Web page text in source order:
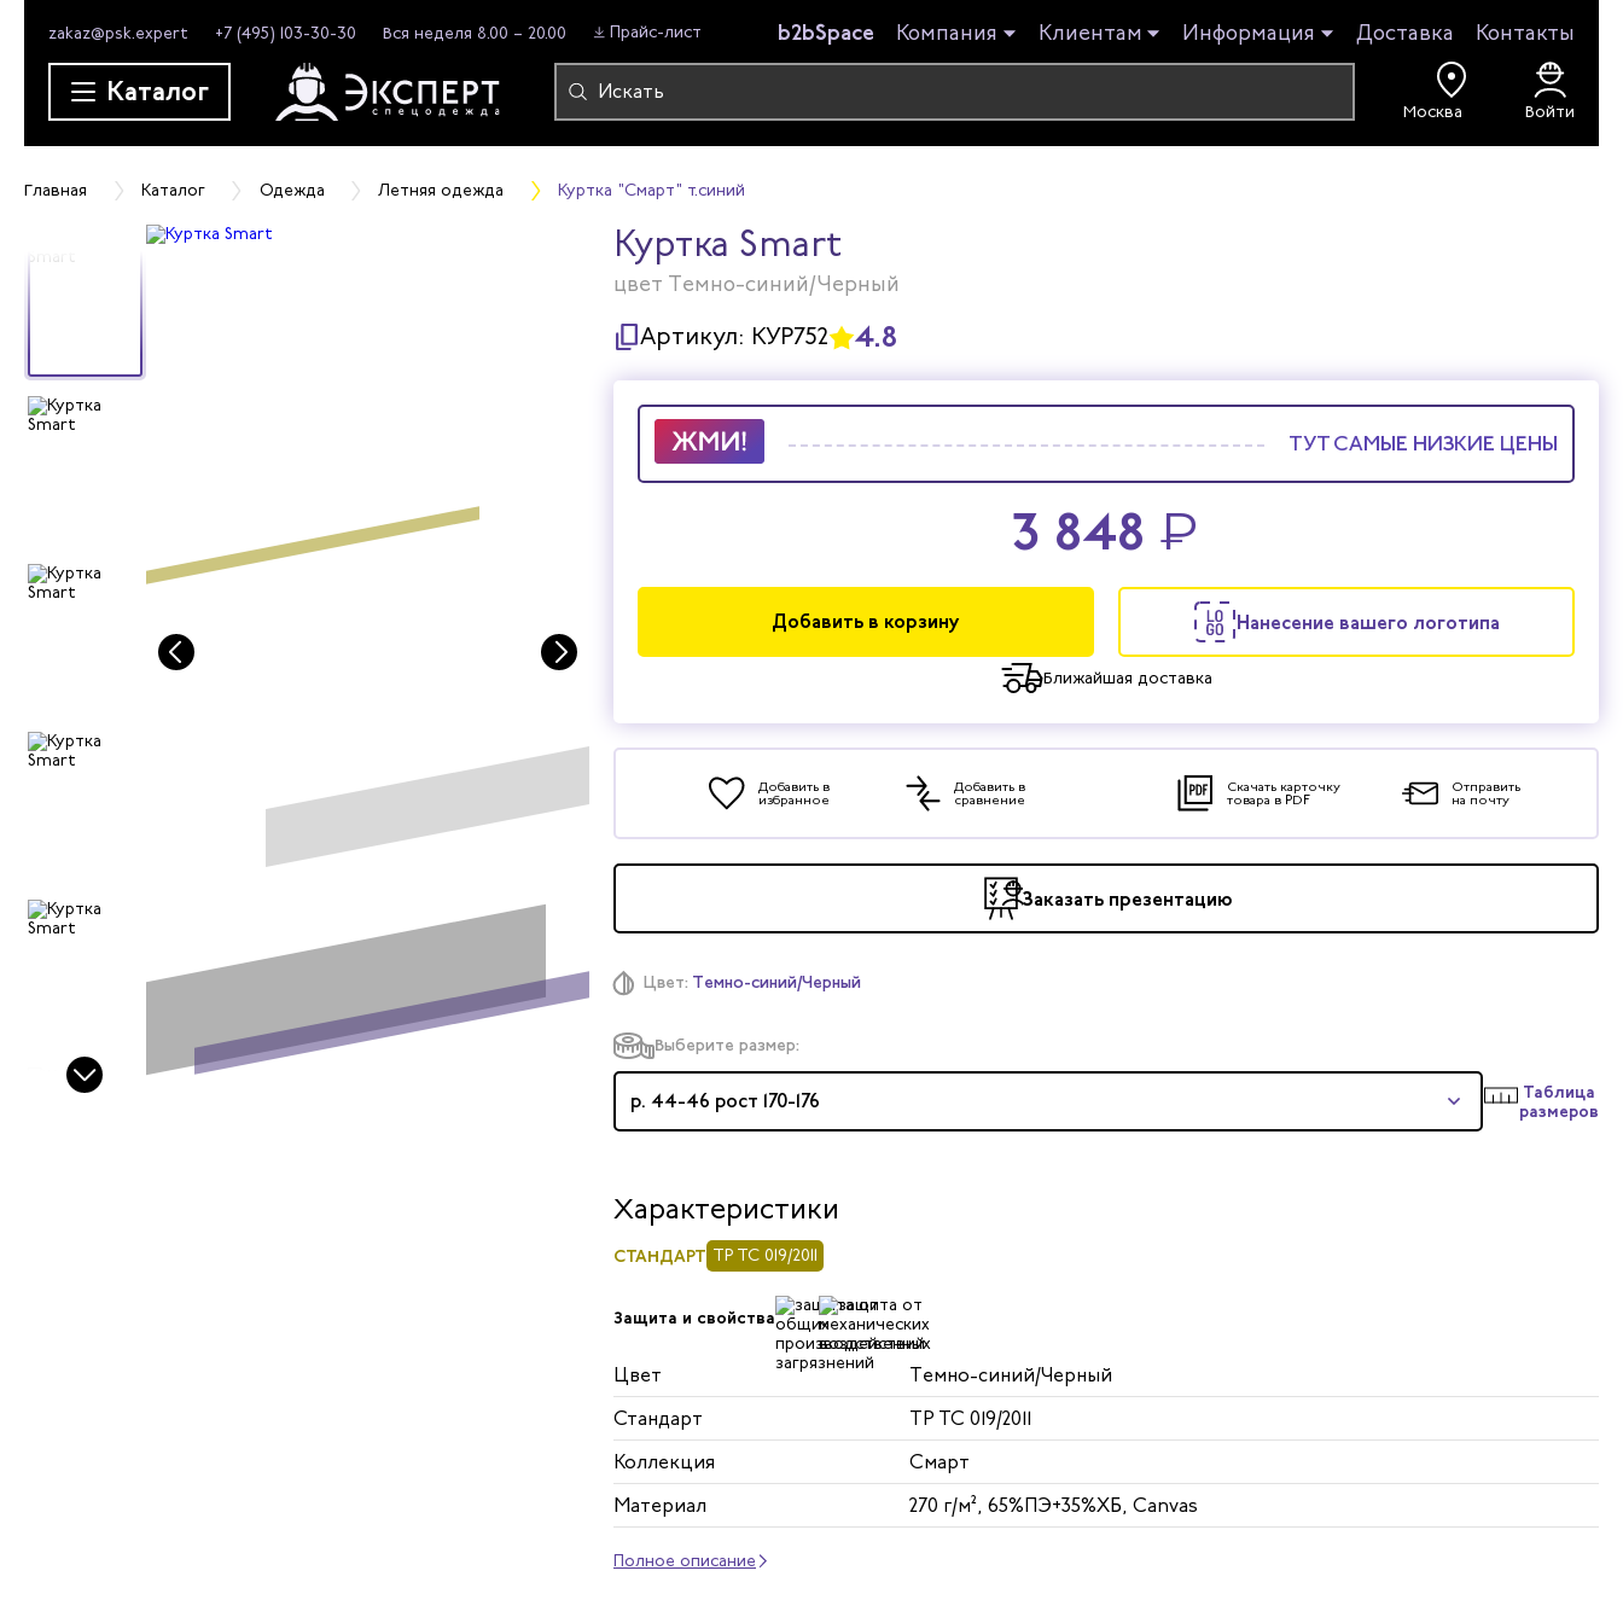
zakaz@psk.expert +7 (495) 103-30-30 Вся неделя 8.00 – 20.00 Прайс-лист b2bSpace Компания Клиентам Информация Доставка Контакты
Каталог
Войти
Главная Каталог Одежда Летняя одежда Куртка "Смарт" т.синий
Куртка Smart
цвет Темно-синий/Черный
Артикул: КУР752 4.8
Цвет: Темно-синий/Черный
Выберите размер:
р. 44-46 рост 170-176
Таблица
размеров
Характеристики
СТАНДАРТ ТР ТС 019/2011
Защита и свойства
Цвет
Темно-синий/Черный
Стандарт
ТР ТС 019/2011
Коллекция
Смарт
Материал
270 г/м², 65%ПЭ+35%ХБ, Canvas
Полное описание
ТУТ САМЫЕ НИЗКИЕ ЦЕНЫ
3 848 ₽
Добавить в корзину
Ближайшая доставка
Нанесение вашего логотипа
Добавить в
избранное
Добавить в
сравнение
Скачать карточку
товара в PDF
Отправить
на почту
Заказать презентацию